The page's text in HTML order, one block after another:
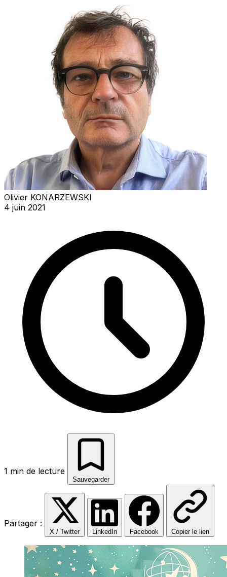
Olivier KONARZEWSKI
4 juin 2021
1 min de lecture
Sauvegarder
Partager :
X / Twitter LinkedIn Facebook Copier le lien